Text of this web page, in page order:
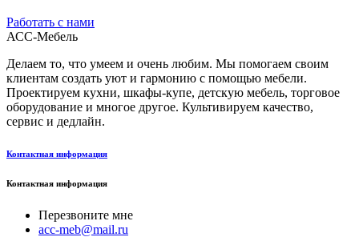
Работать с нами
АСС-Мебель
Делаем то, что умеем и очень любим. Мы помогаем своим
клиентам создать уют и гармонию с помощью мебели.
Проектируем кухни, шкафы-купе, детскую мебель, торговое
оборудование и многое другое. Культивируем качество,
сервис и дедлайн.
Контактная информация
Контактная информация
Перезвоните мне
acc-meb@mail.ru